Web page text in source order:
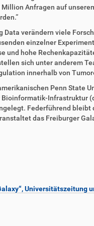
Anfragen auf
Data verändern viele
einzelner
und hohe
sich unter anderem
innerhalb von
Penn State
Bioinformatik-Infrastruktur
Federführend
das Freiburger
Universitätszeitung